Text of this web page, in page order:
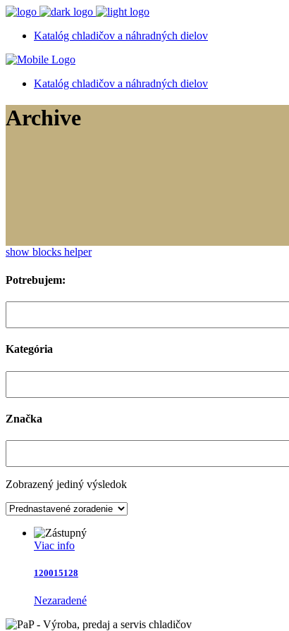
Katalóg chladičov a náhradných dielov
Katalóg chladičov a náhradných dielov
Archive
show blocks helper
Potrebujem:
Kategória
Značka
Zobrazený jediný výsledok
Viac info
120015128
Nezaradené